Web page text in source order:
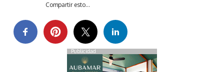
Compartir esto...
Publicidad